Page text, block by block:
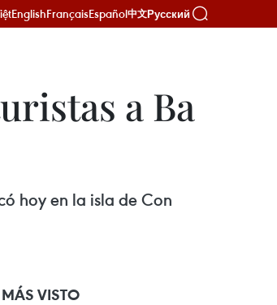
EnglishFrançaisEspañol中文Русский
a Ba
hoy en la isla de Con
VISTO